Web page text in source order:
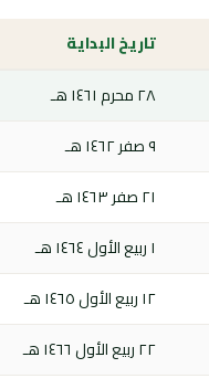
تاريخ البداية
٢٨ محرم ١٤٦١ هـ
٩ صفر ١٤٦٢ هـ
٢١ صفر ١٤٦٣ هـ
١ ربيع الأول ١٤٦٤ هـ
١٢ ربيع الأول ١٤٦٥ هـ
٢٢ ربيع الأول ١٤٦٦ هـ